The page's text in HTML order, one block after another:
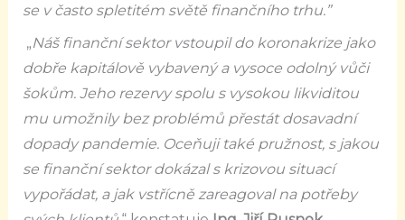
se v často spletitém světě finančního trhu.”
„Náš finanční sektor vstoupil do koronakrize jako
dobře kapitálově vybavený a vysoce odolný vůči
šokům. Jeho rezervy spolu s vysokou likviditou
mu umožnily bez problémů přestát dosavadní
dopady pandemie. Oceňuji také pružnost, s jakou
se finanční sektor dokázal s krizovou situací
vypořádat, a jak vstřícně zareagoval na potřeby